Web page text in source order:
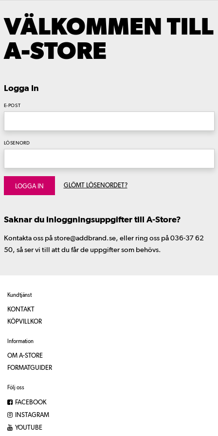
VÄLKOMMEN TILL
A-STORE
Logga In
E-POST
LÖSENORD
LOGGA IN GLÖMT LÖSENORDET?
Saknar du inloggningsuppgifter till A-Store?
Kontakta oss på store@addbrand.se, eller ring oss på 036-37 62
50, så ser vi till att du får de uppgifter som behövs.
Kundtjänst
KONTAKT
KÖPVILLKOR
Information
OM A-STORE
FORMATGUIDER
Följ oss
FACEBOOK
INSTAGRAM
YOUTUBE